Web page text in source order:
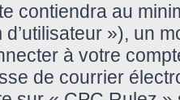
contiendra au
d’utilisateur »), un
à votre
de courrier